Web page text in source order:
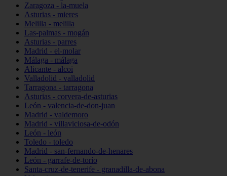
Zaragoza - la-muela
Asturias - mieres
Melilla - melilla
Las-palmas - mogán
Asturias - parres
Madrid - el-molar
Málaga - málaga
Alicante - alcoi
Valladolid - valladolid
Tarragona - tarragona
Asturias - corvera-de-asturias
León - valencia-de-don-juan
Madrid - valdemoro
Madrid - villaviciosa-de-odón
León - león
Toledo - toledo
Madrid - san-fernando-de-henares
León - garrafe-de-torío
Santa-cruz-de-tenerife - granadilla-de-abona